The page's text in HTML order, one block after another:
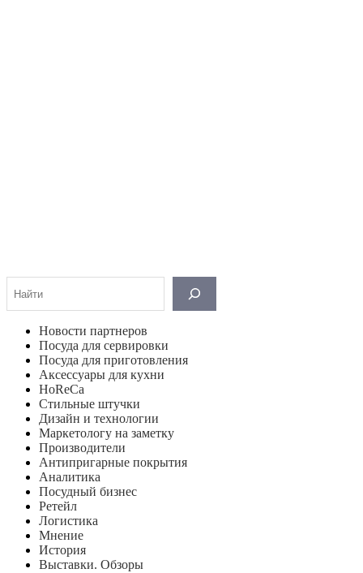
Новости партнеров
Посуда для сервировки
Посуда для приготовления
Аксессуары для кухни
HoReCa
Стильные штучки
Дизайн и технологии
Маркетологу на заметку
Производители
Антипригарные покрытия
Аналитика
Посудный бизнес
Ретейл
Логистика
Мнение
История
Выставки. Обзоры